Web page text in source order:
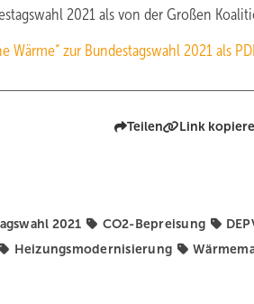
2021 als von der Großen
Wärme“ zur Bundestagswahl 2021 als
Teilen Link
2021 CO2-Bepreisung
Heizungsmodernisierung